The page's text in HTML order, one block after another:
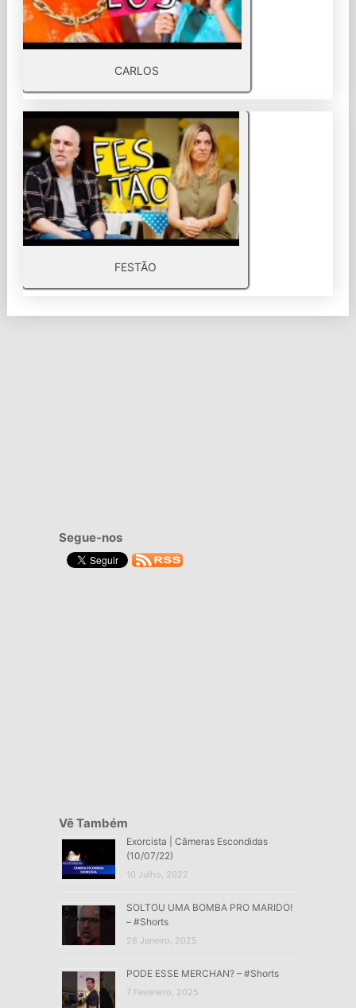
CARLOS
FESTÃO
Segue-nos
Vê Também
Exorcista | Câmeras Escondidas
(10/07/22)
10 Julho, 2022
SOLTOU UMA BOMBA PRO MARIDO!
– #Shorts
28 Janeiro, 2025
PODE ESSE MERCHAN? – #Shorts
7 Fevereiro, 2025